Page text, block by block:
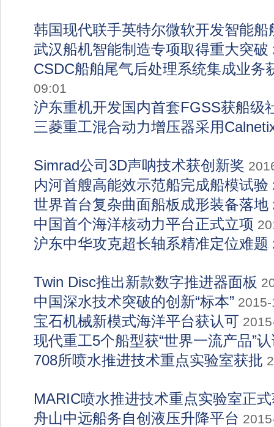
韩国现代联手英特尔微软开发智能船
武汉船机智能制造专项取得重大突破
CSDC船舶尾气后处理系统集成业务
09:01
沪东重机开发国内首套FGSS获船级
三菱重工混合动力增压器采用
Simrad公司3D声呐技术获创新奖
内河首艘高能效示范船完成船模试验
世界首台复杂曲面船板成形装备落地
中国首个海洋核动力平台正式立项
沪东中华攻克超长轴系精准定位难题
Twin Disc推出新款数字推进器面板
中国深水技术突破的创新“标本”
宝石机械新模式海洋平台获认可
现代重工5个船型获“世界一流产品”
708所喷水推进技术重点实验室获批
MARIC喷水推进技术重点实验室正
舟山中远船务自创液压升降平台